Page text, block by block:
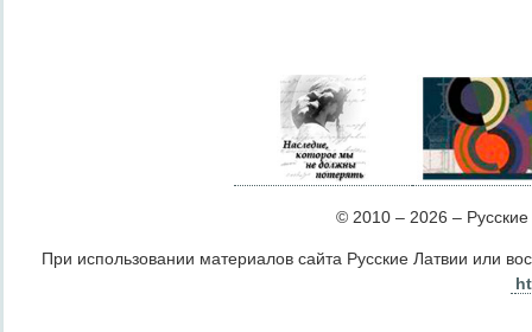
© 2010 – 2026 –
При использовании материалов сайта Русские Латвии или